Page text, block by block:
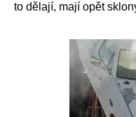
to dělají, mají opět